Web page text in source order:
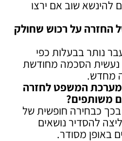
להינשא שוב אם ירצו
החזרה על רכוש שחולק
נותר בבעלות כפי
הסכמה מחודשת
מחדש.
מערכת המשפט לחזרה
משותפים?
כבחירה חופשית של
להסדיר נושאים
באופן מסודר.